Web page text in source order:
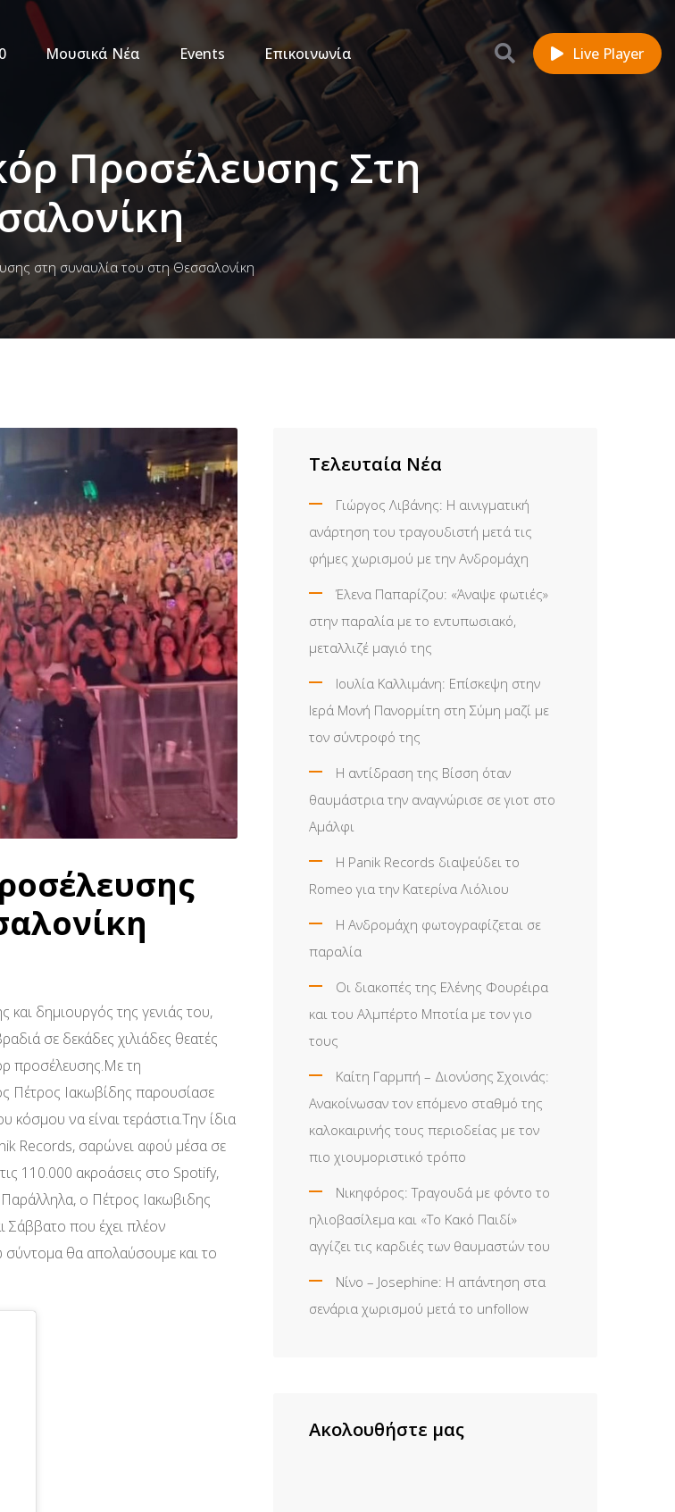
Μουσικά Νέα Events Επικοινωνία Live Player
Προσέλευσης Στη
στη συναυλία του στη Θεσσαλονίκη
και δημιουργός της γενιάς του,
σε δεκάδες χιλιάδες θεατές
προσέλευσης.Με τη
Πέτρος Ιακωβίδης παρουσίασε
να είναι τεράστια.Την ίδια
Records, σαρώνει αφού μέσα σε
110.000 ακροάσεις στο Spotify,
ο Πέτρος Ιακωβιδης
Σάββατο που έχει πλέον
θα απολαύσουμε και το
Τελευταία Νέα
Γιώργος Λιβάνης: Η αινιγματική
ανάρτηση του τραγουδιστή μετά τις
φήμες χωρισμού με την Ανδρομάχη
Έλενα Παπαρίζου: «Άναψε φωτιές»
στην παραλία με το εντυπωσιακό,
μεταλλιζέ μαγιό της
Ιουλία Καλλιμάνη: Επίσκεψη στην
Ιερά Μονή Πανορμίτη στη Σύμη μαζί με
τον σύντροφό της
Η αντίδραση της Βίσση όταν
θαυμάστρια την αναγνώρισε σε γιοτ στο
Αμάλφι
Η Panik Records διαψεύδει το
Romeo για την Κατερίνα Λιόλιου
Η Ανδρομάχη φωτογραφίζεται σε
παραλία
Οι διακοπές της Ελένης Φουρέιρα
και του Αλμπέρτο Μποτία με τον γιο
τους
Καίτη Γαρμπή – Διονύσης Σχοινάς:
Ανακοίνωσαν τον επόμενο σταθμό της
καλοκαιρινής τους περιοδείας με τον
πιο χιουμοριστικό τρόπο
Νικηφόρος: Τραγουδά με φόντο το
ηλιοβασίλεμα και «Το Κακό Παιδί»
αγγίζει τις καρδιές των θαυμαστών του
Νίνο – Josephine: Η απάντηση στα
σενάρια χωρισμού μετά το unfollow
Ακολουθήστε μας